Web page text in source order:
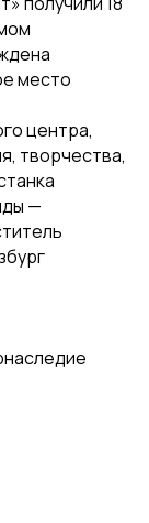
место
центра,
творчества,
—